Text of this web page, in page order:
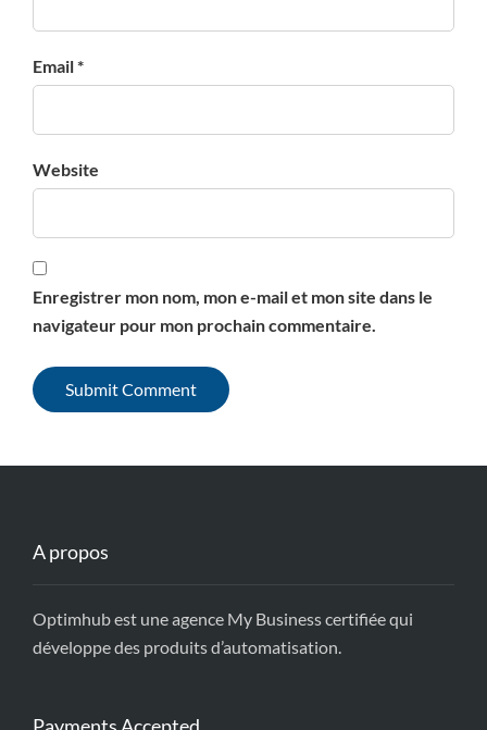
Email *
Website
Enregistrer mon nom, mon e-mail et mon site dans le
navigateur pour mon prochain commentaire.
A propos
Optimhub est une agence My Business certifiée qui
développe des produits d’automatisation.